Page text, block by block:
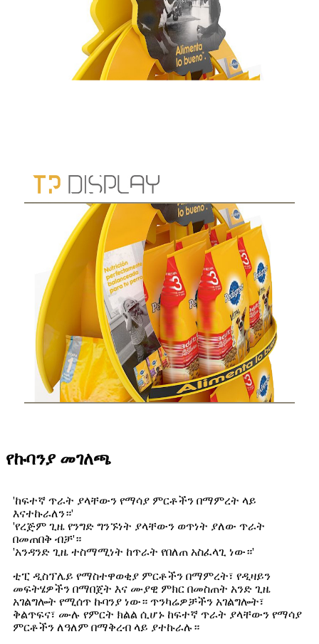
የኩባንያ መገለጫ
'ከፍተኛ ጥራት ያላቸውን የማሳያ ምርቶችን በማምረት ላይ
እናተኩራለን።'
'የረጅም ጊዜ የንግድ ግንኙነት ያላቸውን ወጥነት ያለው ጥራት
በመጠበቅ ብቻ'።
'አንዳንድ ጊዜ ተስማሚነት ከጥራት የበለጠ አስፈላጊ ነው።'
ቲፒ ዲስፕሌይ የማስተዋወቂያ ምርቶችን በማምረት፣ የዲዛይን
መፍትሄዎችን በማበጀት እና ሙያዊ ምክር በመስጠት አንድ ጊዜ
አገልግሎት የሚሰጥ ኩባንያ ነው። ጥንካሬዎቻችን አገልግሎት፣
ቅልጥፍና፣ ሙሉ የምርት ክልል ሲሆኑ ከፍተኛ ጥራት ያላቸውን የማሳያ
ምርቶችን ለዓለም በማቅረብ ላይ ያተኩራሉ።